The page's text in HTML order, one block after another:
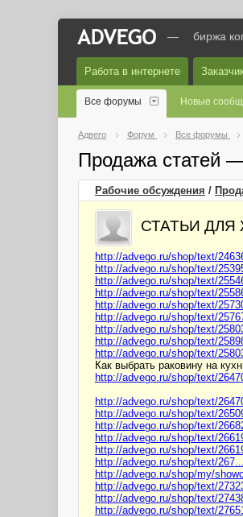
— биржа
Работа в интернете
Все форумы Новые
Адвего Форум Все форумы
Продажа статей
Рабочие обсуждения /
СТАТЬИ
http://advego.ru/shop/text/
http://advego.ru/shop/text/
http://advego.ru/shop/text/
http://advego.ru/shop/text/
http://advego.ru/shop/text/
http://advego.ru/shop/text/
http://advego.ru/shop/text/
http://advego.ru/shop/text/
http://advego.ru/shop/text/
Как выбрать раковину на
http://advego.ru/shop/text/
http://advego.ru/shop/text/
http://advego.ru/shop/text/
http://advego.ru/shop/text/
http://advego.ru/shop/text/
http://advego.ru/shop/text/
http://advego.ru/shop/text/
http://advego.ru/shop/my/
http://advego.ru/shop/text/
http://advego.ru/shop/text/
http://advego.ru/shop/text/